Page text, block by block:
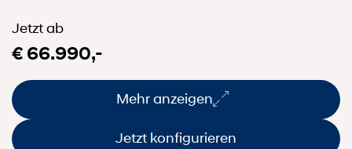
Jetzt ab
€ 66.990,-
Mehr anzeigen
Jetzt konfigurieren